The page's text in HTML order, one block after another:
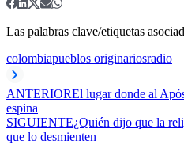
Las palabras clave/etiquetas
colombiapueblos originariosradio
ANTERIOREl lugar donde al
espina
SIGUIENTE¿Quién dijo que la
que lo desmienten